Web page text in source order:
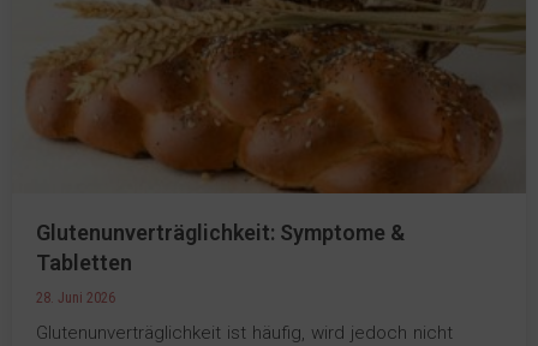
Glutenunverträglichkeit: Symptome &
Tabletten
28. Juni 2026
Glutenunverträglichkeit ist häufig, wird jedoch nicht